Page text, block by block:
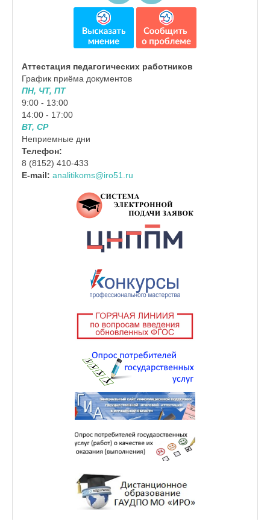
Аттестация педагогических работников
График приёма документов
ПН, ЧТ, ПТ
9:00 - 13:00
14:00 - 17:00
ВТ, СР
Неприемные дни
Телефон:
8 (8152) 410-433
E-mail: analitikoms@iro51.ru